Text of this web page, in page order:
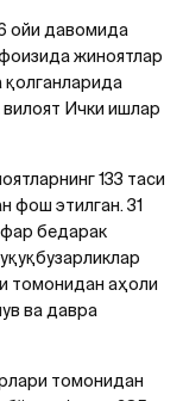
ойи давомида
жиноятлар
қолганларида
Ички ишлар
133 таси
фош этилган. 31
бедарак
томонидан аҳоли
ва давра
томонидан